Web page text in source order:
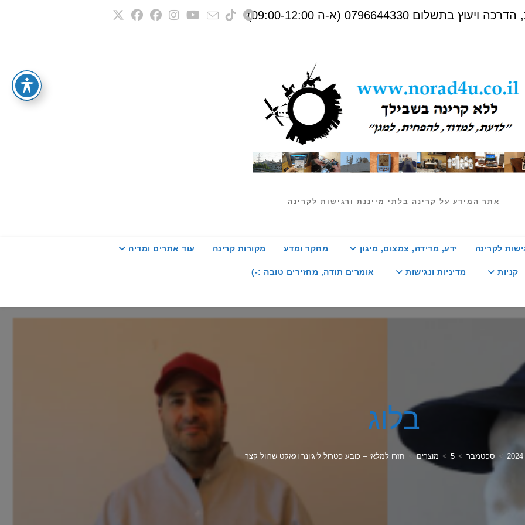
0796644330 (א-ה 09:00-12:00)
אתר המידע על קרינה בלתי מייננת ורגישות לקרינה
לקרינה ידע, מדידה, צמצום, מיגון מחקר ומדע מקורות קרינה עוד אתרים ומדיה
קניות מדיניות ונגישות אומרים תודה, מחזירים טובה :-)
בלוג
2024
> ספטמבר >
5
> מוצרים חזרו למלאי – כובע פטרול ליגיונר וגאקט שרוול קצר